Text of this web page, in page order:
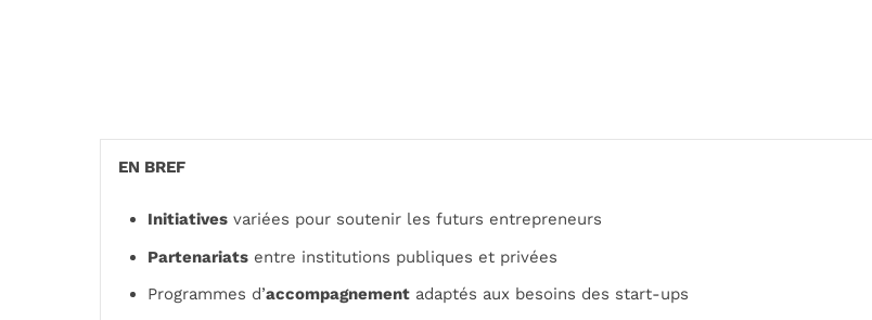
EN BREF
Initiatives variées pour soutenir les futurs entrepreneurs
Partenariats entre institutions publiques et privées
Programmes d’accompagnement adaptés aux besoins des start-ups